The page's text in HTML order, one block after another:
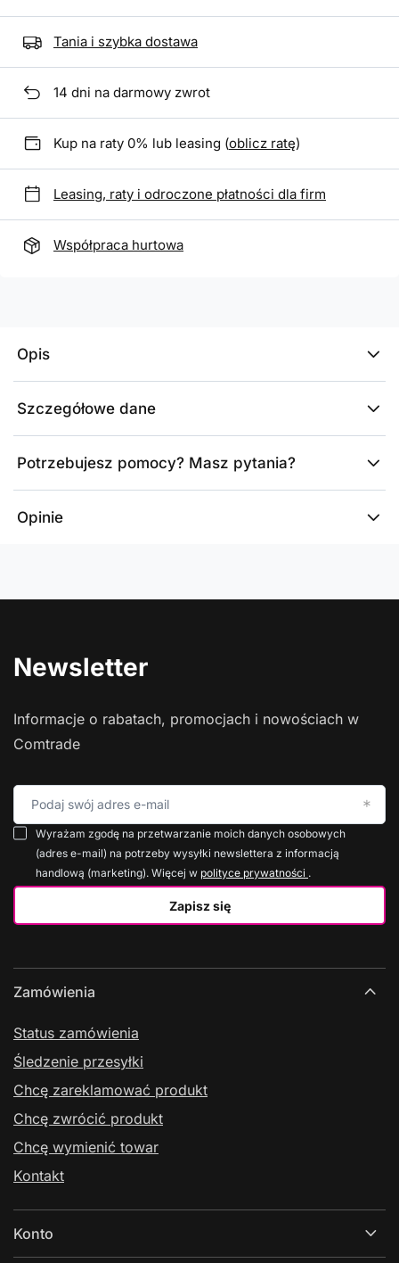
Tania i szybka dostawa
14 dni na darmowy zwrot
Kup na raty 0% lub leasing (oblicz ratę)
Leasing, raty i odroczone płatności dla firm
Współpraca hurtowa
Opis
Szczegółowe dane
Potrzebujesz pomocy? Masz pytania?
Opinie
Newsletter
Informacje o rabatach, promocjach i nowościach w
Comtrade
Podaj swój adres e-mail
Zapisz się
Wyrażam zgodę na przetwarzanie moich danych osobowych
(adres e-mail) na potrzeby wysyłki newslettera z informacją
handlową (marketing). Więcej w polityce prywatności .
Zamówienia
Status zamówienia
Śledzenie przesyłki
Chcę zareklamować produkt
Chcę zwrócić produkt
Chcę wymienić towar
Kontakt
Konto